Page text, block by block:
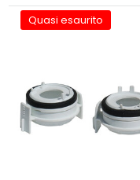
Quasi esaurito